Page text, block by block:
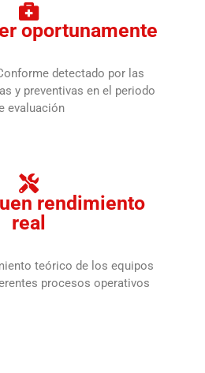
oportunamente
detectado por las
y preventivas en el periodo
evaluación
rendimiento
real
teórico de los equipos
procesos operativos